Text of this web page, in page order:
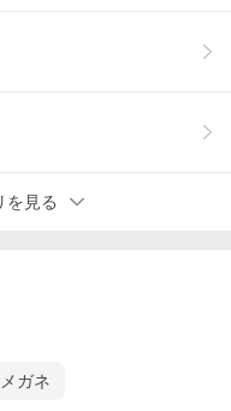
を見る
ガネ